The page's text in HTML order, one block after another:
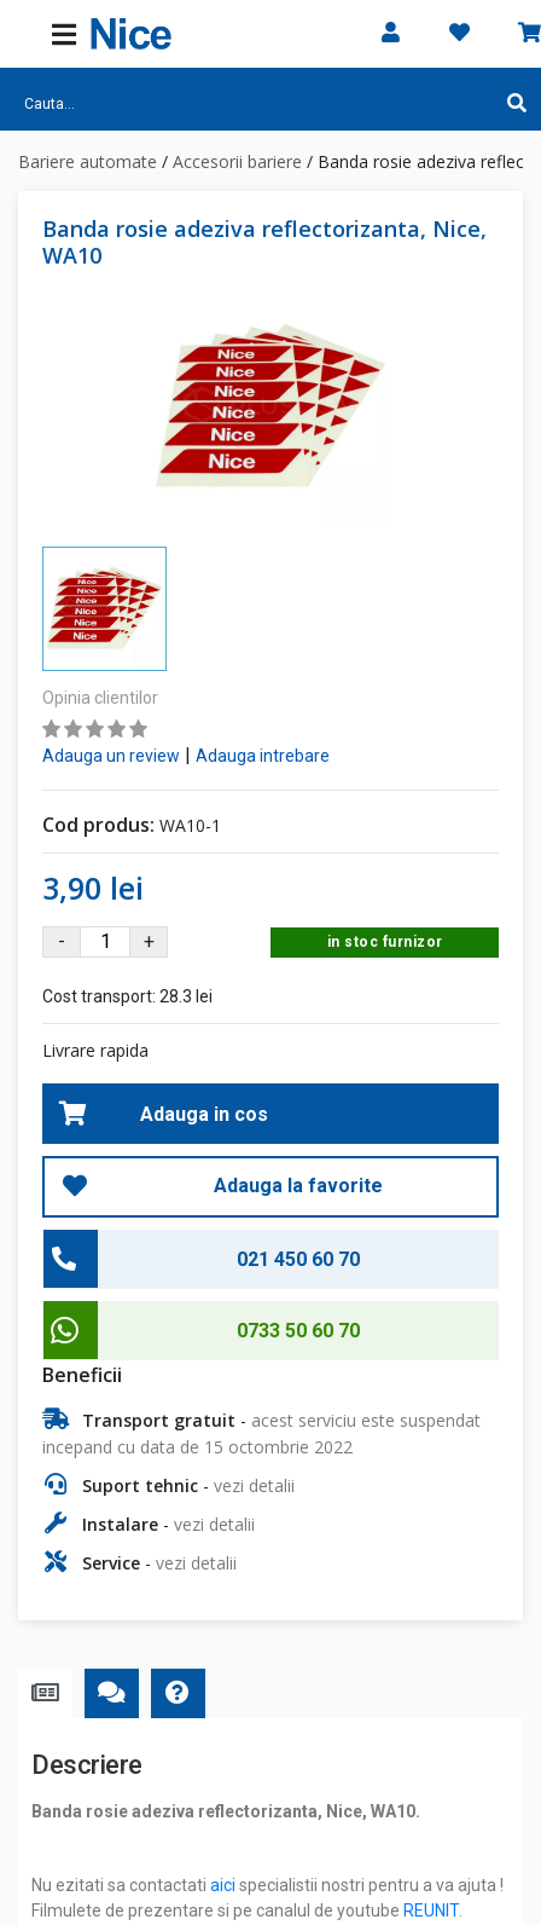
Bariere automate / Accesorii bariere / Banda rosie adeziva
Banda rosie adeziva reflectorizanta, Nice,
WA10
Opinia clientilor
Adauga un review Adauga intrebare
Cod produs: WA10-1
3,90 lei
- + in stoc furnizor
Cost transport: 28.3 lei
Livrare rapida
Adauga in cos
Adauga la favorite
021 450 60 70
0733 50 60 70
Beneficii
Transport gratuit - acest serviciu este suspendat
incepand cu data de 15 octombrie 2022
Suport tehnic- vezi detalii
Instalare- vezi detalii
Service- vezi detalii
Descriere
Banda rosie adeziva reflectorizanta, Nice, WA10.
Nu ezitati sa contactati aici specialistii nostri pentru a va ajuta !
Filmulete de prezentare si pe canalul de youtube REUNIT.